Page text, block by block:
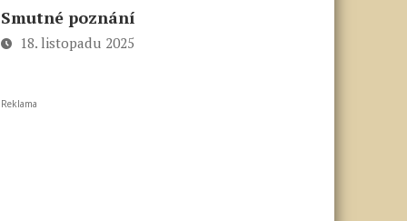
Smutné poznání
18. listopadu 2025
Reklama